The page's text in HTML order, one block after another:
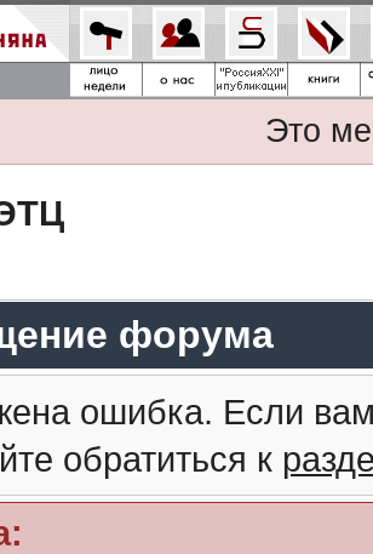
Это
форума
ошибка. Если
обратиться к